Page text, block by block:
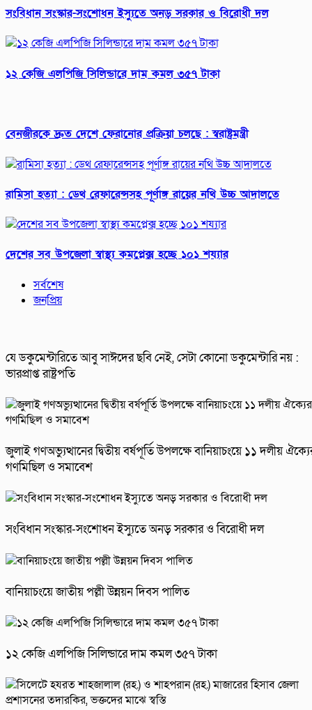
সংবিধান সংস্কার-সংশোধন ইস্যুতে অনড় সরকার ও বিরোধী দল
১২ কেজি এলপিজি সিলিন্ডারে দাম কমল ৩৫৭ টাকা
বেনজীরকে দ্রুত দেশে ফেরানোর প্রক্রিয়া চলছে : স্বরাষ্ট্রমন্ত্রী
রামিসা হত্যা : ডেথ রেফারেন্সসহ পূর্ণাঙ্গ রায়ের নথি উচ্চ আদালতে
দেশের সব উপজেলা স্বাস্থ্য কমপ্লেক্স হচ্ছে ১০১ শয্যার
সর্বশেষ
জনপ্রিয়
যে ডকুমেন্টারিতে আবু সাঈদের ছবি নেই, সেটা কোনো ডকুমেন্টারি নয় :
ভারপ্রাপ্ত রাষ্ট্রপতি
জুলাই গণঅভ্যুত্থানের দ্বিতীয় বর্ষপূর্তি উপলক্ষে বানিয়াচংয়ে ১১ দলীয়
গণমিছিল ও সমাবেশ
সংবিধান সংস্কার-সংশোধন ইস্যুতে অনড় সরকার ও বিরোধী দল
বানিয়াচংয়ে জাতীয় পল্লী উন্নয়ন দিবস পালিত
১২ কেজি এলপিজি সিলিন্ডারে দাম কমল ৩৫৭ টাকা